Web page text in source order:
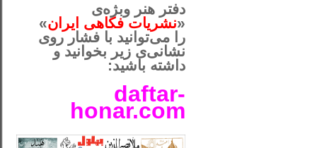
دفتر هنر وبژه‌ی
«نشریات فکاهی ایران»
را می‌توانید با فشار روی
نشانی‌ی زیر بخوانید و
داشته باشید:
daftar-
honar.com